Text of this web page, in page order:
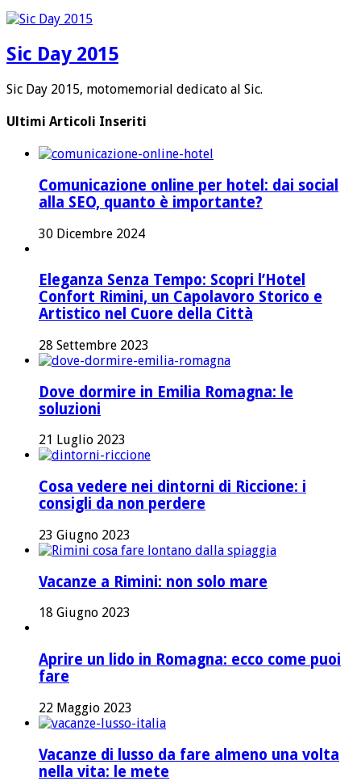
Sic Day 2015
Sic Day 2015, motomemorial dedicato al Sic.
Ultimi Articoli Inseriti
Comunicazione online per hotel: dai social
alla SEO, quanto è importante?
30 Dicembre 2024
Eleganza Senza Tempo: Scopri l’Hotel
Confort Rimini, un Capolavoro Storico e
Artistico nel Cuore della Città
28 Settembre 2023
Dove dormire in Emilia Romagna: le
soluzioni
21 Luglio 2023
Cosa vedere nei dintorni di Riccione: i
consigli da non perdere
23 Giugno 2023
Vacanze a Rimini: non solo mare
18 Giugno 2023
Aprire un lido in Romagna: ecco come puoi
fare
22 Maggio 2023
Vacanze di lusso da fare almeno una volta
nella vita: le mete